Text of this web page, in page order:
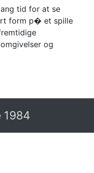
tid for at se
form p� et spille
og
1984